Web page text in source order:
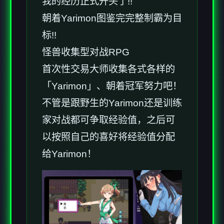
朝着Yarimon图鉴完完整制霸为目
标!!
怪兽收集型对战RPG
首次性交易大师收集各式各样的
「Yarimon」、朝着冠军努力吧！
不管是跟野生的Yarimon还是训练
家对战都可争取经验值，之后可
以按照自己的喜好将经验值分配
给Yarimon！